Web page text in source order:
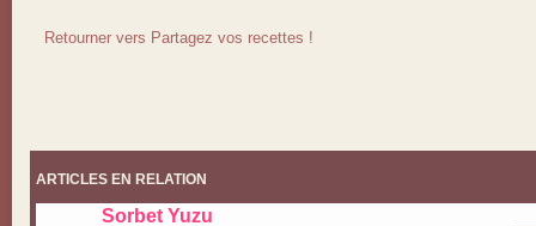
Retourner vers Partagez vos recettes !
ARTICLES EN RELATION
Sorbet Yuzu